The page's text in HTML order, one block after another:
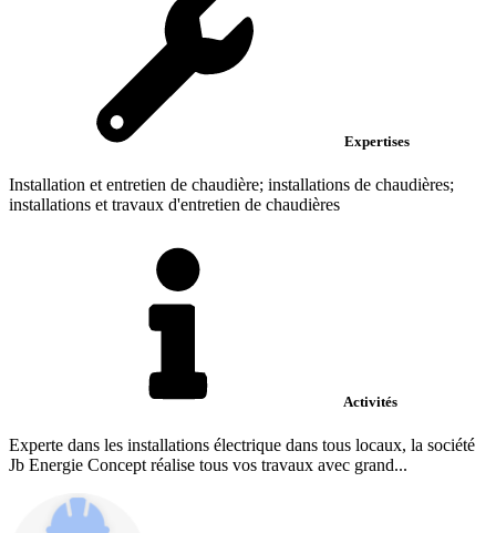
Expertises
Installation et entretien de chaudière; installations de chaudières;
installations et travaux d'entretien de chaudières
Activités
Experte dans les installations électrique dans tous locaux, la société
Jb Energie Concept réalise tous vos travaux avec grand...